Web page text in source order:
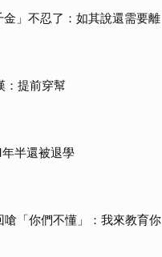
」不忍了：如其說還需要離
提前穿幫
半還被退學
「你們不懂」：我來教育你